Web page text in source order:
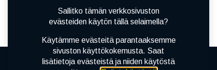
tuotetta!
Sallitko tämän verkkosivuston
evästeiden käytön tällä selaimella?
Käytämme evästeitä parantaaksemme
sivuston käyttökokemusta. Saat
lisätietoja evästeistä ja niiden käytöstä